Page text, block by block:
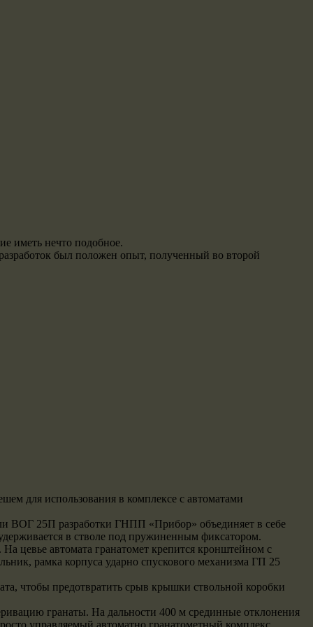
иметь нечто подобное.
был положен опыт, полученный во второй
для использования в комплексе с автоматами
ВОГ 25П разработки ГНПП «Прибор» объединяет в себе
в стволе под пружиненным фиксатором.
цевье автомата гранатомет крепится кронштейном с
рамка корпуса ударно спускового механизма ГП 25
чтобы предотвратить срыв крышки ствольной коробки
гранаты. На дальности 400 м срединные отклонения
управляемый автоматно гранатометный комплекс.